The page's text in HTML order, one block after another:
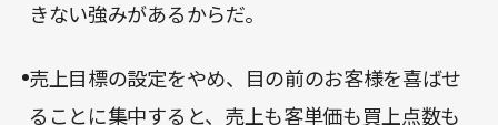
きない強みがあるからだ。
売上目標の設定をやめ、目の前のお客様を喜ばせ
ることに集中すると、売上も客単価も買上点数も